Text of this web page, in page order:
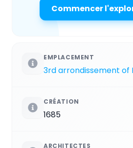
Commencer
EMPLACEMENT
3rd arrondissement of
CRÉATION
1685
ARCHITECTES